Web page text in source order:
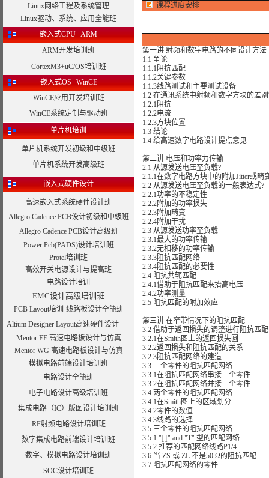
Linux网络工程及系统管理
Linux驱动、系统、应用全能班
嵌入式CPU--ARM
ARM开发培训班
CortexM3+uC/OS培训班
嵌入式OS--WinCE
WinCE应用开发培训班
WinCE系统定制与驱动班
单片机培训
单片机系统开发初级和中级班
单片机系统开发高级班
嵌入式硬件设计
高速嵌入式系统硬件设计班
Allegro Cadence PCB设计初级和中级班
Allegro Cadence PCB设计高级班
Power Pcb(PADS)设计培训班
Protel培训班
高效开关电源设计与提高班
电路设计培训
EMC设计高级培训班
PCB Layout培训-线路板设计全能班
Altium Designer Layout高速硬件设计
Mentor EE 高速电路板设计与仿真
Mentor WG 高速电路板设计与仿真
模拟电路前端设计培训班
电路设计全能班
电子电路设计高级培训班
集成电路（IC）版图设计培训班
RF射频电路设计培训班
数字集成电路前端设计培训班
数字、模拟电路设计培训班
SOC设计培训班
课程进度安排
第一讲 射频和数字电路的不同设计方法
1.1 争论
1.1.1阻抗匹配
1.1.2关键参数
1.1.3线路测试和主要测试设备
1.2 在通讯系统中射频和数字方块的差别
1.2.1阻抗
1.2.2电流
1.2.3方块位置
1.3 结论
1.4 给高速数字电路设计提点意见
第二讲 电压和功率力传输
2.1 从源发送电压至负载?
2.1.1在数字电路方块中的附加Jitter或畸
2.2 从源发送电压至负载的一般表达式?
2.2.1功率的不稳定性
2.2.2附加的功率损失
2.2.3附加畸变
2.2.4附加干扰
2.3 从源发送功率至负载
2.3.1最大的功率传输
2.3.2无相移的功率传输
2.3.3阻抗匹配网络
2.3.4阻抗匹配的必要性
2.4 阻抗共轭匹配
2.4.1借助于阻抗匹配来抬高电压
2.4.2功率测量
2.5 阻抗匹配的附加效应
第三讲 在窄带情况下的阻抗匹配
3.2 借助于返回损失的调整进行阻抗匹配
3.2.1在Smith图上的返回损失圆
3.2.2返回损失和阻抗匹配的关系
3.2.3阻抗匹配网络的建造
3.3 一个零件的阻抗匹配网络
3.3.1在阻抗匹配网络串接一个零件
3.3.2在阻抗匹配网络并接一个零件
3.4 两个零件的阻抗匹配网络
3.4.1在Smith图上的区域划分
3.4.2零件的数值
3.4.3线路的选择
3.5 三个零件的阻抗匹配网络
3.5.1 "∏" and "T" 型的匹配网络
3.5.2 推荐的匹配网络线路P1/4
3.6 当 ZS 或 ZL 不是50 Ω的阻抗匹配
3.7 阻抗匹配网络的零件